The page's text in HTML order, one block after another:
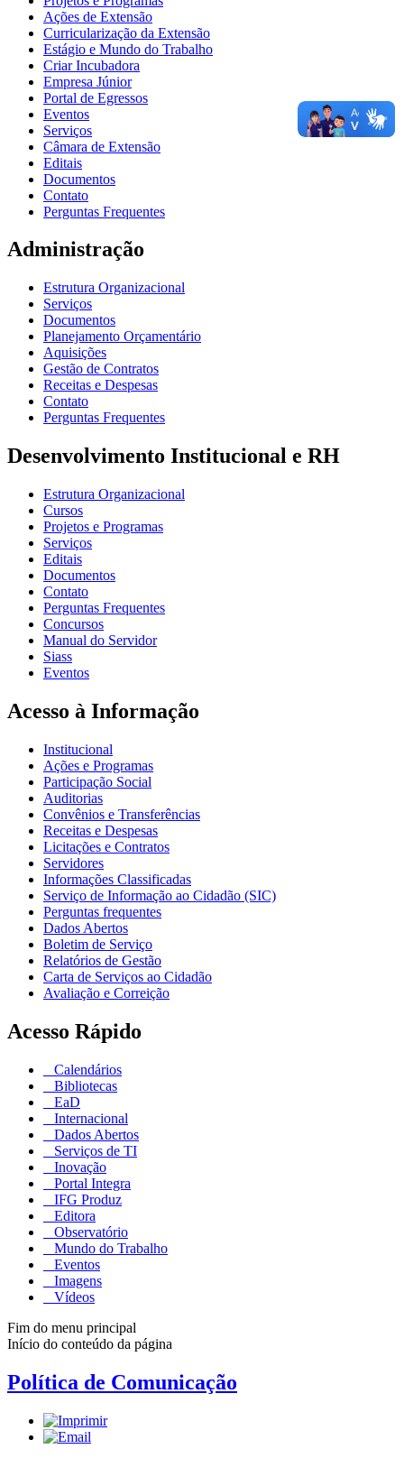
Ações de Extensão
Curricularização da Extensão
Estágio e Mundo do Trabalho
Criar Incubadora
Empresa Júnior
Portal de Egressos
Eventos
Serviços
Câmara de Extensão
Editais
Documentos
Contato
Perguntas Frequentes
Administração
Estrutura Organizacional
Serviços
Documentos
Planejamento Orçamentário
Aquisições
Gestão de Contratos
Receitas e Despesas
Contato
Perguntas Frequentes
Desenvolvimento Institucional e RH
Estrutura Organizacional
Cursos
Projetos e Programas
Serviços
Editais
Documentos
Contato
Perguntas Frequentes
Concursos
Manual do Servidor
Siass
Eventos
Acesso à Informação
Institucional
Ações e Programas
Participação Social
Auditorias
Convênios e Transferências
Receitas e Despesas
Licitações e Contratos
Servidores
Informações Classificadas
Serviço de Informação ao Cidadão (SIC)
Perguntas frequentes
Dados Abertos
Boletim de Serviço
Relatórios de Gestão
Carta de Serviços ao Cidadão
Avaliação e Correição
Acesso Rápido
Calendários
Bibliotecas
EaD
Internacional
Dados Abertos
Serviços de TI
Inovação
Portal Integra
IFG Produz
Editora
Observatório
Mundo do Trabalho
Eventos
Imagens
Vídeos
Fim do menu principal
Início do conteúdo da página
Política de Comunicação